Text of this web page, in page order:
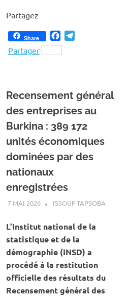
Partagez
Share Facebook
Partager
Recensement général
des entreprises au
Burkina : 389 172
unités économiques
dominées par des
nationaux
enregistrées
7 MAI 2026 ISSOUF TAPSOBA
L’Institut national de la
statistique et de la
démographie (INSD) a
procédé à la restitution
officielle des résultats du
Recensement général des